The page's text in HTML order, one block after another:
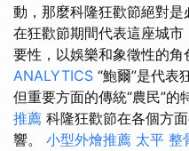
動，那麼科隆狂歡節絕對
在狂歡節期間代表這座城
要性，以娛樂和象徵性的角
ANALYTICS “鮑爾”是代表
但重要方面的傳統“農民”的
推薦 科隆狂歡節在各個方
響。 小型外燴推薦 太平 整